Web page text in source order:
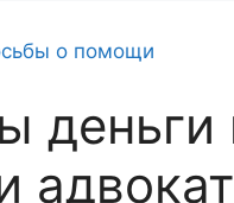
о помощи
деньги